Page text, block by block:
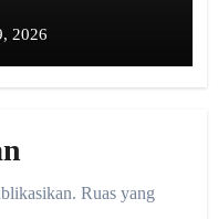
2026
Ruas yang